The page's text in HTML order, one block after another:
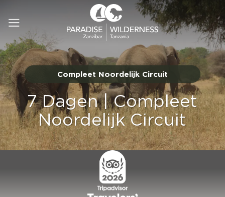
naar
inhoud
Compleet Noordelijk Circuit
7 Dagen | Compleet
Noordelijk Circuit